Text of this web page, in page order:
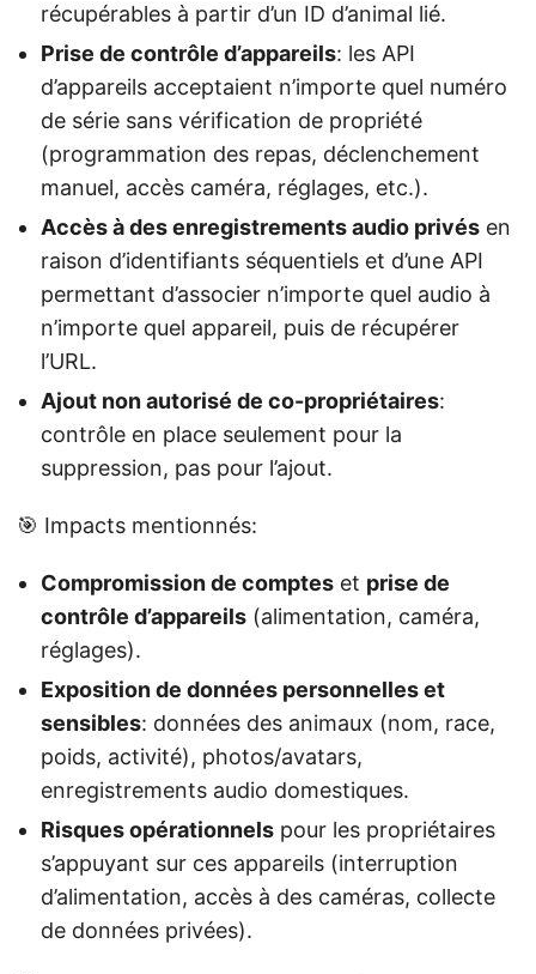
récupérables à partir d’un ID d’animal lié.
Prise de contrôle d’appareils: les API
d’appareils acceptaient n’importe quel numéro
de série sans vérification de propriété
(programmation des repas, déclenchement
manuel, accès caméra, réglages, etc.).
Accès à des enregistrements audio privés en
raison d’identifiants séquentiels et d’une API
permettant d’associer n’importe quel audio à
n’importe quel appareil, puis de récupérer
l’URL.
Ajout non autorisé de co-propriétaires:
contrôle en place seulement pour la
suppression, pas pour l’ajout.
🎯 Impacts mentionnés:
Compromission de comptes et prise de
contrôle d’appareils (alimentation, caméra,
réglages).
Exposition de données personnelles et
sensibles: données des animaux (nom, race,
poids, activité), photos/avatars,
enregistrements audio domestiques.
Risques opérationnels pour les propriétaires
s’appuyant sur ces appareils (interruption
d’alimentation, accès à des caméras, collecte
de données privées).